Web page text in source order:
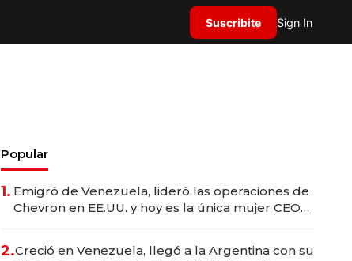
Suscribite Sign In
Popular
1. Emigró de Venezuela, lideró las operaciones de
Chevron en EE.UU. y hoy es la única mujer CEO
2.Creció en Venezuela, llegó a la Argentina con su